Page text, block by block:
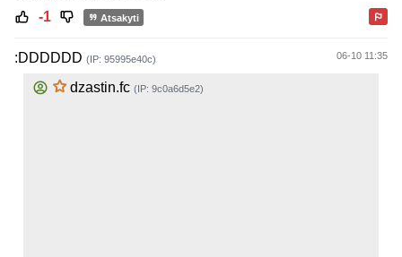
-1 Atsakyti
:DDDDDD (IP: 95995e40c) 06-10 11:35
dzastin.fc (IP: 9c0a6d5e2)